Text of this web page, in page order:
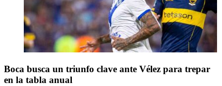
Boca busca un triunfo clave ante Vélez para trepar
en la tabla anual